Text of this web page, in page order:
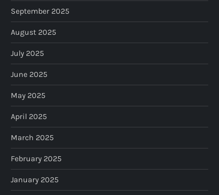
n
September 2025
August 2025
July 2025
June 2025
May 2025
April 2025
March 2025
February 2025
January 2025